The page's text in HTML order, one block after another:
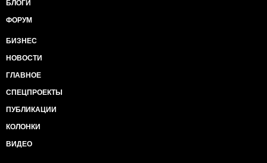
БЛОГИ
ФОРУМ
БИЗНЕС
НОВОСТИ
ГЛАВНОЕ
СПЕЦПРОЕКТЫ
ПУБЛИКАЦИИ
КОЛОНКИ
ВИДЕО